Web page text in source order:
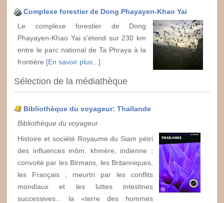
Complexe forestier de Dong Phayayen-Khao Yai
Le complexe forestier de Dong
Phayayen-Khao Yai s’étend sur 230 km
entre le parc national de Ta Phraya à la
frontière [En savoir plus...]
Sélection de la médiathèque
Bibliothèque du voyageur: Thaïlande
Bibliothèque du voyageur
Histoire et société Royaume du Siam pétri
des influences môm, khmère, indienne ;
convoité par les Birmans, les Britanniques,
les Français ; meurtri par les conflits
mondiaux et les luttes intestines
successives... la «terre des hommes